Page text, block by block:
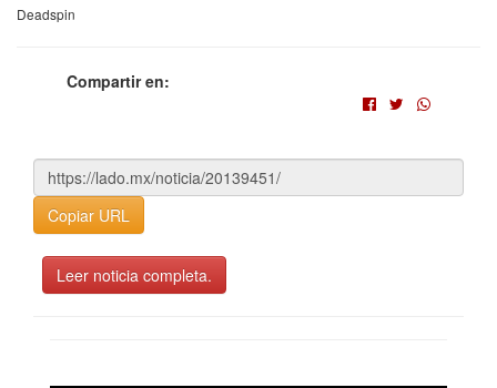
Deadspin
Compartir en:
Copiar URL
Leer noticia completa.